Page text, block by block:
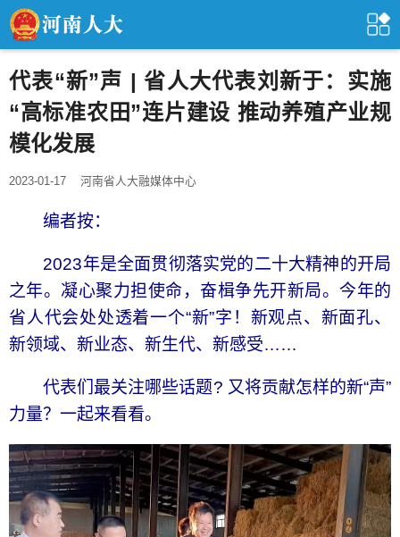
代表“新”声 | 省人大代表刘新于：实施
“高标准农田”连片建设 推动养殖产业规
模化发展
2023-01-17 河南省人大融媒体中心
编者按：
2023年是全面贯彻落实党的二十大精神的开局
之年。凝心聚力担使命，奋楫争先开新局。今年的
省人代会处处透着一个“新”字！新观点、新面孔、
新领域、新业态、新生代、新感受……
代表们最关注哪些话题? 又将贡献怎样的新“声”
力量？一起来看看。